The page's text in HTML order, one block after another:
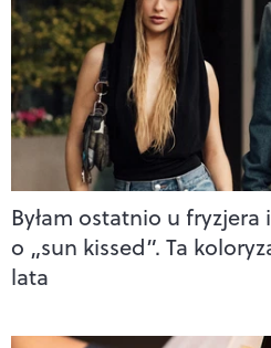
Byłam ostatnio u fryzjera
o „sun kissed”. Ta
lata